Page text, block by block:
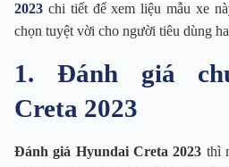
2023 chi tiết để xem liệu mẫu xe
chọn tuyệt vời cho người tiêu dùng
1. Đánh giá
Creta 2023
Đánh giá Hyundai Creta 2023 thì